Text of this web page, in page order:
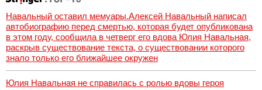
Навальный оставил мемуары.Алексей Навальный написал
автобиографию перед смертью, которая будет опубликована
в этом году, сообщила в четверг его вдова Юлия Навальная,
раскрыв существование текста, о существовании которого
знало только его ближайшее окружен
Юлия Навальная не справилась с ролью вдовы героя